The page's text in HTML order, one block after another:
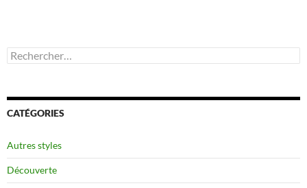
Rechercher :
CATÉGORIES
Autres styles
Découverte